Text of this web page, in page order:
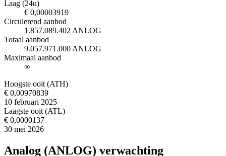
Laag (24u)
€ 0,00003919
Circulerend aanbod
1.857.089.402 ANLOG
Totaal aanbod
9.057.971.000 ANLOG
Maximaal aanbod
∞
Hoogste ooit (ATH)
€ 0,00970839
10 februari 2025
Laagste ooit (ATL)
€ 0,0000137
30 mei 2026
Analog (ANLOG) verwachting